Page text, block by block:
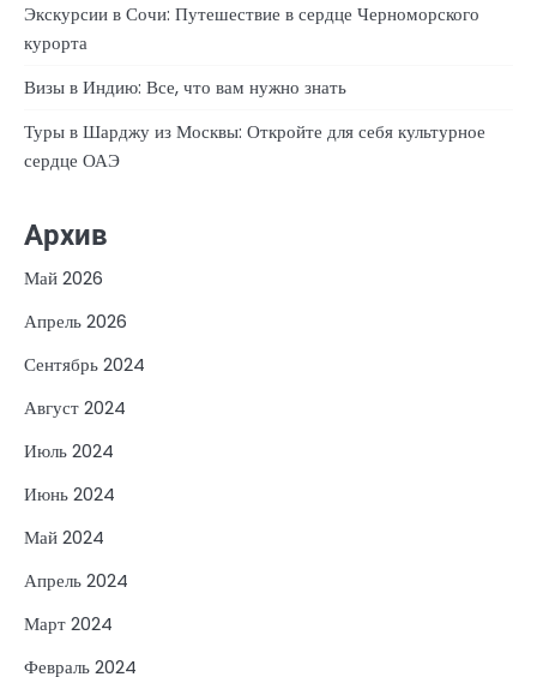
Экскурсии в Сочи: Путешествие в сердце Черноморского
курорта
Визы в Индию: Все, что вам нужно знать
Туры в Шарджу из Москвы: Откройте для себя культурное
сердце ОАЭ
Архив
Май 2026
Апрель 2026
Сентябрь 2024
Август 2024
Июль 2024
Июнь 2024
Май 2024
Апрель 2024
Март 2024
Февраль 2024